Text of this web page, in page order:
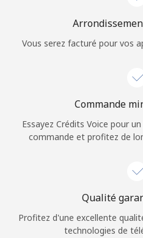
Vous serez facturé pour vos
Commande
Essayez Crédits Voice pour
commande et profitez de
Qualité
Profitez d'une excellente
technologies de